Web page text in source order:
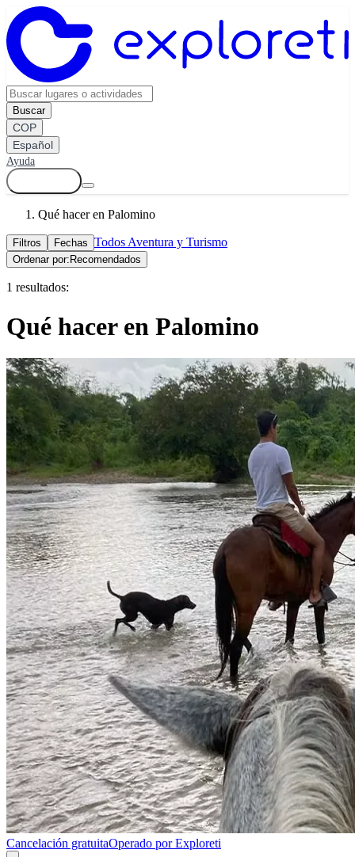
Buscar
COP
Español
Ayuda
Qué hacer en Palomino
Filtros Fechas Todos Aventura y Turismo
Ordenar por: Recomendados
1 resultados:
Qué hacer en Palomino
Cancelación gratuitaOperado por Exploreti